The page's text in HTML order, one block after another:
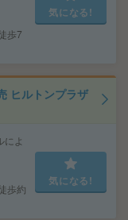
歩7
気になる!
ヒルトンプラザ
よ
歩約
気になる!